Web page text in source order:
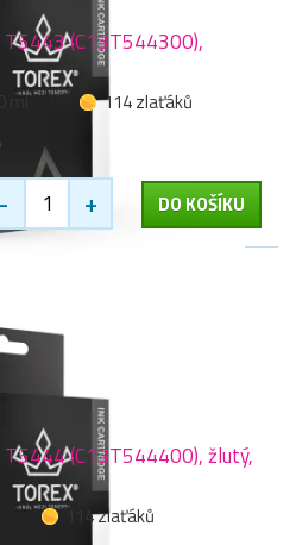
T5443 (C13T544300),
ml
114 zlaťáků
- + DO KOŠÍKU
T5444 (C13T544400), žlutý,
114 zlaťáků